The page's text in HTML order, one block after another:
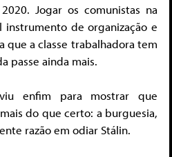
Jogar os comunistas na
de organização e
que a classe trabalhadora tem
passe ainda mais.
enfim para mostrar que
do que certo: a burguesia,
razão em odiar Stálin.